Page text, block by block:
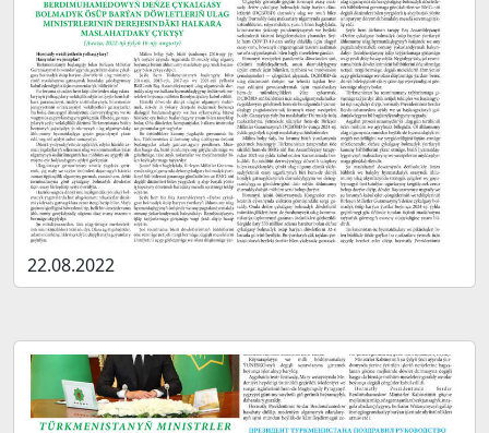
22.08.2022